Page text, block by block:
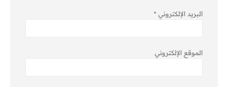
البريد الإلكتروني *
الموقع الإلكتروني